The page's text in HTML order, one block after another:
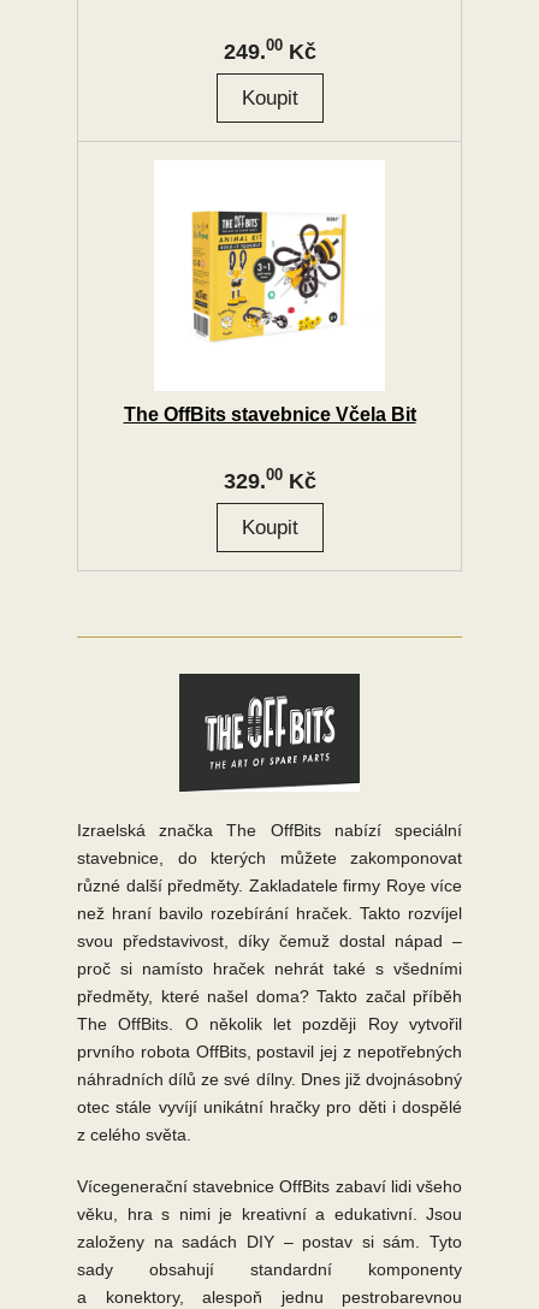
249.00Kč
The OffBits stavebnice Včela Bit
329.00Kč
Izraelská značka The OffBits nabízí speciální
stavebnice, do kterých můžete zakomponovat
různé další předměty. Zakladatele firmy Roye více
než hraní bavilo rozebírání hraček. Takto rozvíjel
svou představivost, díky čemuž dostal nápad –
proč si namísto hraček nehrát také s všedními
předměty, které našel doma? Takto začal příběh
The OffBits. O několik let později Roy vytvořil
prvního robota OffBits, postavil jej z nepotřebných
náhradních dílů ze své dílny. Dnes již dvojnásobný
otec stále vyvíjí unikátní hračky pro děti i dospělé
z celého světa.
Vícegenerační stavebnice OffBits zabaví lidi všeho
věku, hra s nimi je kreativní a edukativní. Jsou
založeny na sadách DIY – postav si sám. Tyto
sady obsahují standardní komponenty
a konektory, alespoň jednu pestrobarevnou